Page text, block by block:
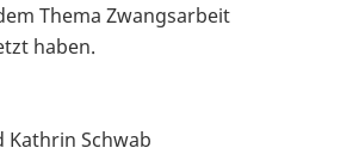
Thema Zwangsarbeit
haben.
Kathrin Schwab